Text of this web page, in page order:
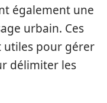
également une
urbain. Ces
pour gérer
délimiter les